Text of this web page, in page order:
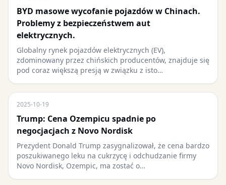
BYD masowe wycofanie pojazdów w Chinach.
Problemy z bezpieczeństwem aut
elektrycznych.
Globalny rynek pojazdów elektrycznych (EV),
zdominowany przez chińskich producentów, znajduje się
pod coraz większą presją w związku z isto…
2025-10-19
Trump: Cena Ozempicu spadnie po
negocjacjach z Novo Nordisk
Prezydent Donald Trump zasygnalizował, że cena bardzo
poszukiwanego leku na cukrzycę i odchudzanie firmy
Novo Nordisk, Ozempic, ma zostać o…